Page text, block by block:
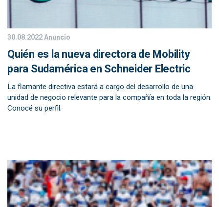
30.08.2022Anuncio
Quién es la nueva directora de Mobility
para Sudamérica en Schneider Electric
La flamante directiva estará a cargo del desarrollo de una
unidad de negocio relevante para la compañía en toda la región.
Conocé su perfil.